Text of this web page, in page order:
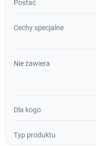
Postać
Cechy specjalne
Nie zawiera
Dla kogo
Typ produktu